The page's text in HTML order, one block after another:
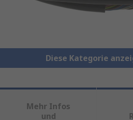
Diese Kategorie
Mehr Infos
und